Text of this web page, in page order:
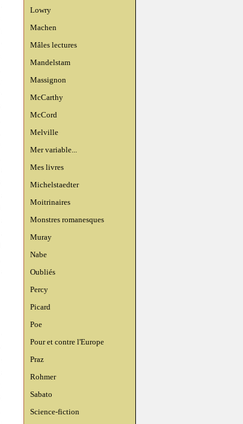
Lowry
Machen
Mâles lectures
Mandelstam
Massignon
McCarthy
McCord
Melville
Mer variable...
Mes livres
Michelstaedter
Moitrinaires
Monstres romanesques
Muray
Nabe
Oubliés
Percy
Picard
Poe
Pour et contre l'Europe
Praz
Rohmer
Sabato
Science-fiction